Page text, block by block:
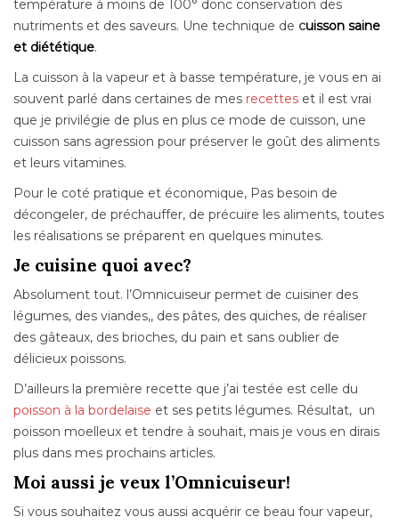
température à moins de 100° donc conservation des
nutriments et des saveurs. Une technique de cuisson saine
et diététique.
La cuisson à la vapeur et à basse température, je vous en ai
souvent parlé dans certaines de mes recettes et il est vrai
que je privilégie de plus en plus ce mode de cuisson, une
cuisson sans agression pour préserver le goût des aliments
et leurs vitamines.
Pour le coté pratique et économique, Pas besoin de
décongeler, de préchauffer, de précuire les aliments, toutes
les réalisations se préparent en quelques minutes.
Je cuisine quoi avec?
Absolument tout. l’Omnicuiseur permet de cuisiner des
légumes, des viandes,, des pâtes, des quiches, de réaliser
des gâteaux, des brioches, du pain et sans oublier de
délicieux poissons.
D’ailleurs la première recette que j’ai testée est celle du
poisson à la bordelaise et ses petits légumes. Résultat, un
poisson moelleux et tendre à souhait, mais je vous en dirais
plus dans mes prochains articles.
Moi aussi je veux l’Omnicuiseur!
Si vous souhaitez vous aussi acquérir ce beau four vapeur,